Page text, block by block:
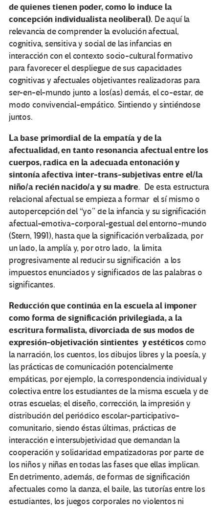
de quienes tienen poder, como lo induce la
concepción individualista neoliberal). De aquí la
relevancia de comprender la evolución afectual,
cognitiva, sensitiva y social de las infancias en
interacción con el contexto socio-cultural formativo
para favorecer el despliegue de sus capacidades
cognitivas y afectuales objetivantes realizadoras para
ser-en-el-mundo junto a los(as) demás, el co-estar, de
modo convivencial-empático. Sintiendo y sintiéndose
juntos.
La base primordial de la empatía y de la
afectualidad, en tanto resonancia afectual entre los
cuerpos, radica en la adecuada entonación y
sintonía afectiva inter-trans-subjetivas entre el/la
niño/a recién nacido/a y su madre. De esta estructura
relacional afectual se empieza a formar el sí mismo o
autopercepción del “yo” de la infancia y su significación
afectual-emotiva-corporal-gestual del entorno-mundo
(Stern, 1991), hasta que la significación verbalizada, por
un lado, la amplía y, por otro lado, la limita
progresivamente al reducir su significación a los
impuestos enunciados y significados de las palabras o
significantes.
Reducción que continúa en la escuela al imponer
como forma de significación privilegiada, a la
escritura formalista, divorciada de sus modos de
expresión-objetivación sintientes y estéticoscomo
la narración, los cuentos, los dibujos libres y la poesía, y
las prácticas de comunicación potencialmente
empáticas, por ejemplo, la correspondencia individual y
colectiva entre los estudiantes de la misma escuela y de
otras escuelas; el diseño, corrección, la impresión y
distribución del periódico escolar-participativo-
comunitario, siendo éstas últimas, prácticas de
interacción e intersubjetividad que demandan la
cooperación y solidaridad empatizadoras por parte de
los niños y niñas en todas las fases que ellas implican.
En detrimento, además, de formas de significación
afectuales como la danza, el baile, las tutorías entre los
estudiantes, los juegos corporales no violentos ni